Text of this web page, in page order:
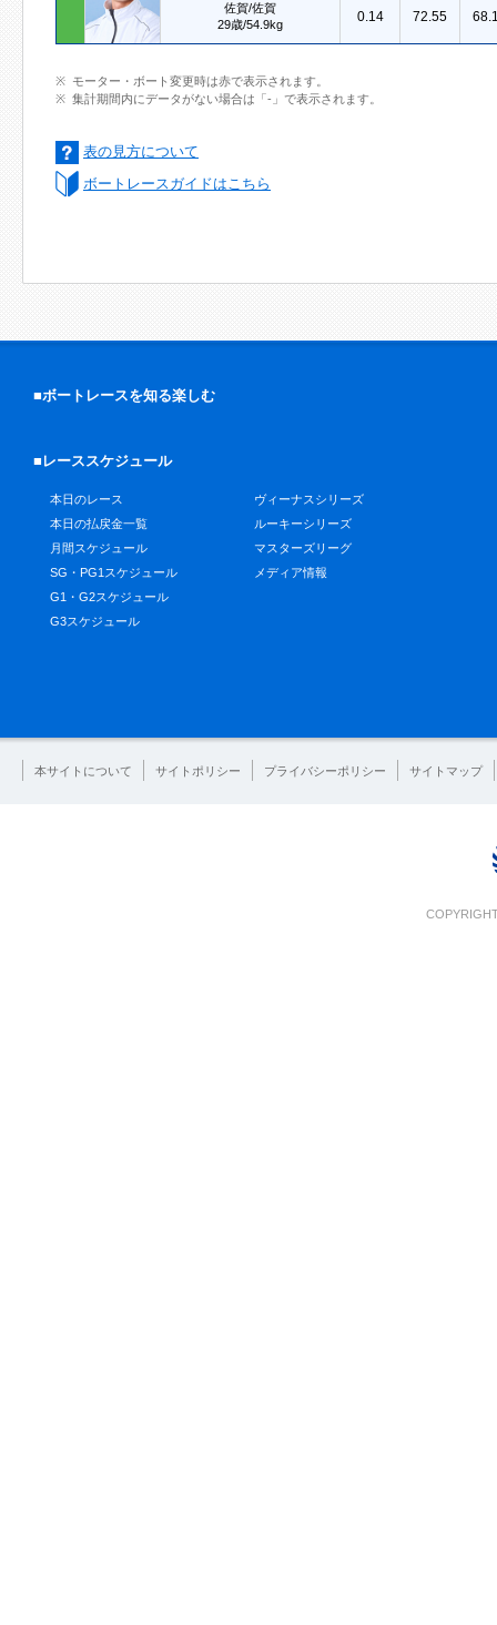
佐賀/佐賀
29歳/54.9kg
0.14
72.55
モーター・ボート変更時は赤で表示されます。
集計期間内にデータがない場合は「-」で表示されます。
表の見方について
ボートレースガイドはこちら
■ボートレースを知る楽しむ
■レーススケジュール
本日のレース
本日の払戻金一覧
月間スケジュール
SG・PG1スケジュール
G1・G2スケジュール
G3スケジュール
ヴィーナスシリーズ
ルーキーシリーズ
マスターズリーグ
メディア情報
本サイトについて サイトポリシー プライバシーポリシー サイトマップ